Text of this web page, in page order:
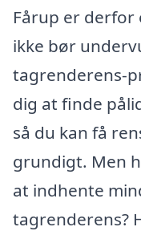
Fårup er derfor
ikke bør
tagrenderens-
dig at finde
så du kan få
grundigt. Men
at indhente
tagrenderens?